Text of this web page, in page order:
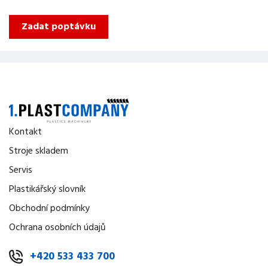
Zadat poptávku
Kontakt
Stroje skladem
Servis
Plastikářský slovník
Obchodní podmínky
Ochrana osobních údajů
+420 533 433 700